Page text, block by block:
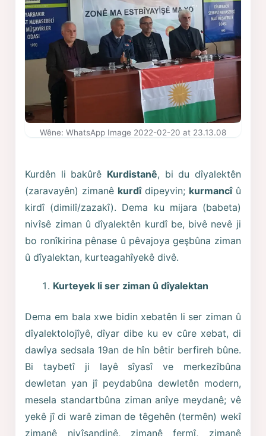
Wêne: WhatsApp Image 2022-02-20 at 23.13.08
Kurdên li bakûrê Kurdistanê, bi du dîyalektên
(zaravayên) zimanê kurdîdipeyvin; kurmancîû
kirdî (dimilî/zazakî). Dema ku mijara (babeta)
nivîsê ziman û dîyalektên kurdî be, bivê nevê ji
bo ronîkirina pênase û pêvajoya geşbûna ziman
û dîyalektan, kurteagahîyekê divê.
Kurteyek li ser ziman û dîyalektan
Dema em bala xwe bidin xebatên li ser ziman û
dîyalektolojîyê, dîyar dibe ku ev cûre xebat, di
dawîya sedsala 19an de hîn bêtir berfireh bûne.
Bi taybetî ji layê sîyasî ve merkezîbûna
dewletan yan jî peydabûna dewletên modern,
mesela standartbûna ziman anîye meydanê; vê
yekê jî di warê ziman de têgehên (termên) wekî
zimanê nivîsandinê, zimanê fermî, zimanê